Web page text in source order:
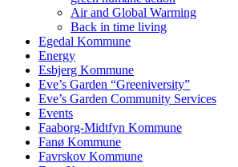
Air and Global Warming
Back in time living
Egedal Kommune
Energy
Esbjerg Kommune
Eve’s Garden “Greeniversity”
Eve’s Garden Community Services
Events
Faaborg-Midtfyn Kommune
Fanø Kommune
Favrskov Kommune